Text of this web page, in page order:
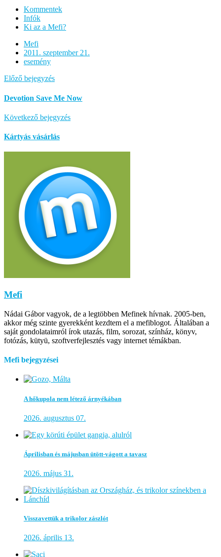
Kommentek
Infók
Ki az a Mefi?
Mefi
2011. szeptember 21.
esemény
Előző bejegyzés
Devotion Save Me Now
Következő bejegyzés
Kártyás vásárlás
Mefi
Nádai Gábor vagyok, de a legtöbben Mefinek hívnak. 2005-ben,
akkor még szinte gyerekként kezdtem el a mefiblogot. Általában a
saját gondolataimról írok utazás, film, sorozat, színház, könyv,
fotózás, kütyü, szoftverfejlesztés vagy internet témákban.
Mefi bejegyzései
A hőkupola nem létező árnyékában
2026. augusztus 07.
Áprilisban és májusban ütött-vágott a tavasz
2026. május 31.
Visszavettük a trikolor zászlót
2026. április 13.